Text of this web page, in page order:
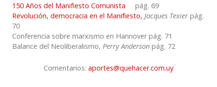
150 Años del Manifiesto Comunista
pág. 69
Revolución, democracia en el Manifiesto, Jacques Texier pág.
70
Conferencia sobre marxismo en Hannover pág. 71
Balance del Neoliberalismo, Perry Anderson pág. 72
Comentarios: aportes@quehacer.com.uy